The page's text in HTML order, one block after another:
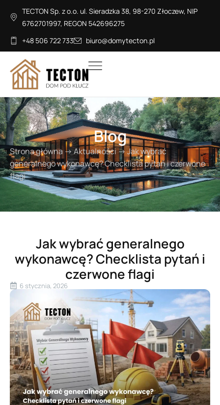
TECTON Sp. z o.o. ul. Sieradzka 38, 98-270 Złoczew, NIP
6762701997, REGON 542696275
+48 506 722 733
biuro@domytecton.pl
Blog
Strona główna →Aktualności→Jak wybrać
generalnego wykonawcę? Checklista pytań i czerwone
flagi
Jak wybrać generalnego
wykonawcę? Checklista pytań i
czerwone flagi
6 stycznia, 2026